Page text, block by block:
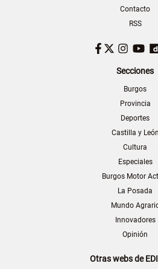
Contacto
RSS
Facebook
Twitter
Secciones
Burgos
Provincia
Deportes
Castilla y León
Cultura
Especiales
Burgos Motor
La Posada
Mundo
Innovadores
Opinión
Otras webs de